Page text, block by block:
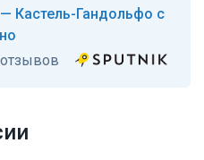
Кастель-Гандольфо с